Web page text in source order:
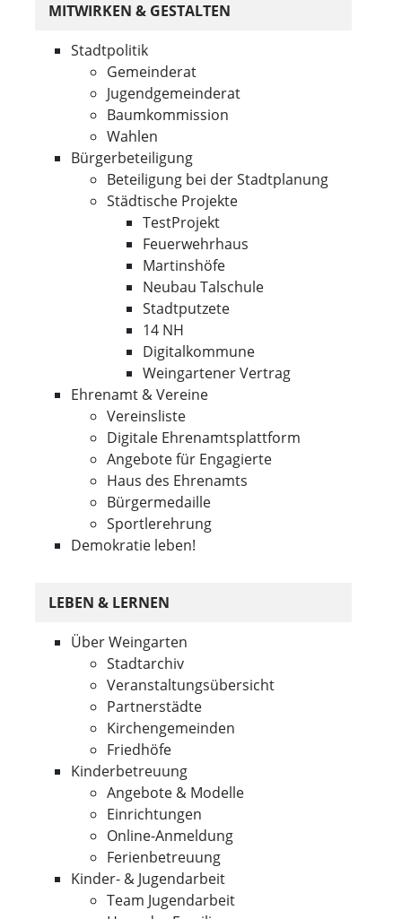
MITWIRKEN & GESTALTEN
Stadtpolitik
Gemeinderat
Jugendgemeinderat
Baumkommission
Wahlen
Bürgerbeteiligung
Beteiligung bei der Stadtplanung
Städtische Projekte
TestProjekt
Feuerwehrhaus
Martinshöfe
Neubau Talschule
Stadtputzete
14 NH
Digitalkommune
Weingartener Vertrag
Ehrenamt & Vereine
Vereinsliste
Digitale Ehrenamtsplattform
Angebote für Engagierte
Haus des Ehrenamts
Bürgermedaille
Sportlerehrung
Demokratie leben!
LEBEN & LERNEN
Über Weingarten
Stadtarchiv
Veranstaltungsübersicht
Partnerstädte
Kirchengemeinden
Friedhöfe
Kinderbetreuung
Angebote & Modelle
Einrichtungen
Online-Anmeldung
Ferienbetreuung
Kinder- & Jugendarbeit
Team Jugendarbeit